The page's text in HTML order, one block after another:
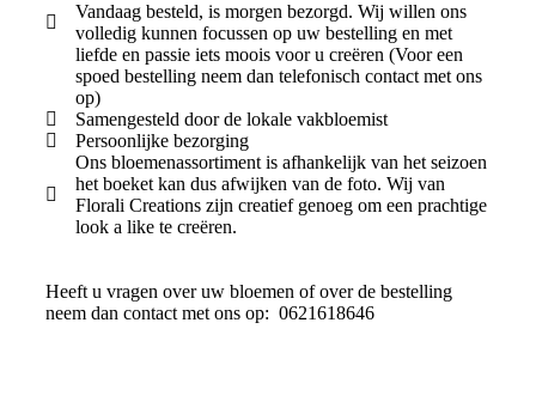
Vandaag besteld, is morgen bezorgd. Wij willen ons
volledig kunnen focussen op uw bestelling en met
liefde en passie iets moois voor u creëren (Voor een
spoed bestelling neem dan telefonisch contact met ons
op)
Samengesteld door de lokale vakbloemist
Persoonlijke bezorging
Ons bloemenassortiment is afhankelijk van het seizoen
het boeket kan dus afwijken van de foto. Wij van
Florali Creations zijn creatief genoeg om een prachtige
look a like te creëren.
Heeft u vragen over uw bloemen of over de bestelling
neem dan contact met ons op: 0621618646